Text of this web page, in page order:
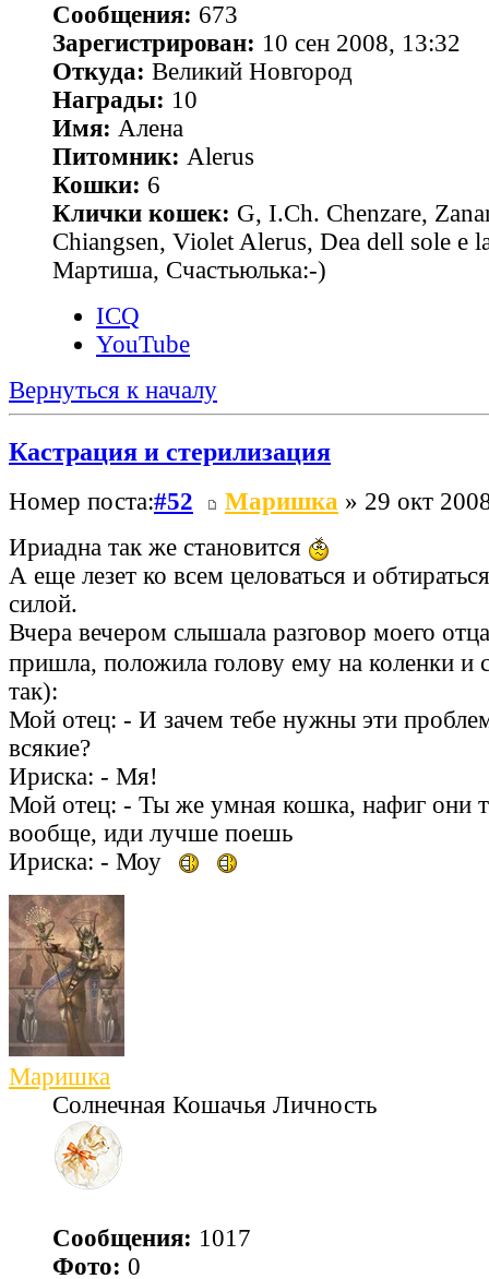
Сообщения: 673
Зарегистрирован: 10 сен 2008, 13:32
Откуда: Великий Новгород
Награды: 10
Имя: Алена
Питомник: Alerus
Кошки: 6
Клички кошек: G, I.Ch. Chenzare,
Chiangsen, Violet Alerus, Dea dell sole e
Мартиша, Счастьюлька:-)
ICQ
YouTube
Вернуться к началу
Кастрация и стерилизация
Номер поста:#52 Маришка » 29 окт
Ириадна так же становится
А еще лезет ко всем целоваться и
силой.
Вчера вечером слышала разговор моего
пришла, положила голову ему на коленки и
так):
Мой отец: - И зачем тебе нужны эти
всякие?
Ириска: - Мя!
Мой отец: - Ты же умная кошка, нафиг они
вообще, иди лучше поешь
Ириска: - Моу
Маришка
Солнечная Кошачья Личность
Сообщения: 1017
Фото: 0